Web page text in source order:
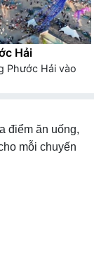
Hải
Phước Hải vào
điểm ăn uống,
mỗi chuyến